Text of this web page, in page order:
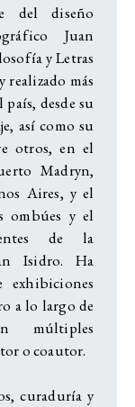
del diseño
Juan
y Letras
más
desde su
así como su
otros, en el
Madryn,
Aires, y el
ombúes y el
de la
Isidro. Ha
exhibiciones
a lo largo de
múltiples
o coautor.
curaduría y